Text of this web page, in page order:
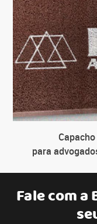
para
Fale com a